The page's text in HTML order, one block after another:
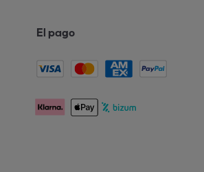
El pago